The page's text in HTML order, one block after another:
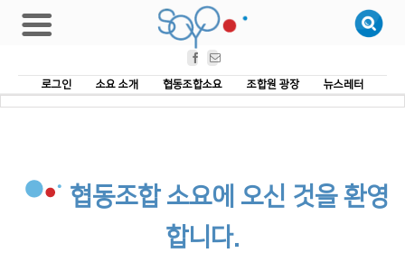
Facebook
로그인
소요 소개 협동조합소요 조합원 광장 뉴스레터
협동조합 소요에 오신 것을 환영
합니다.